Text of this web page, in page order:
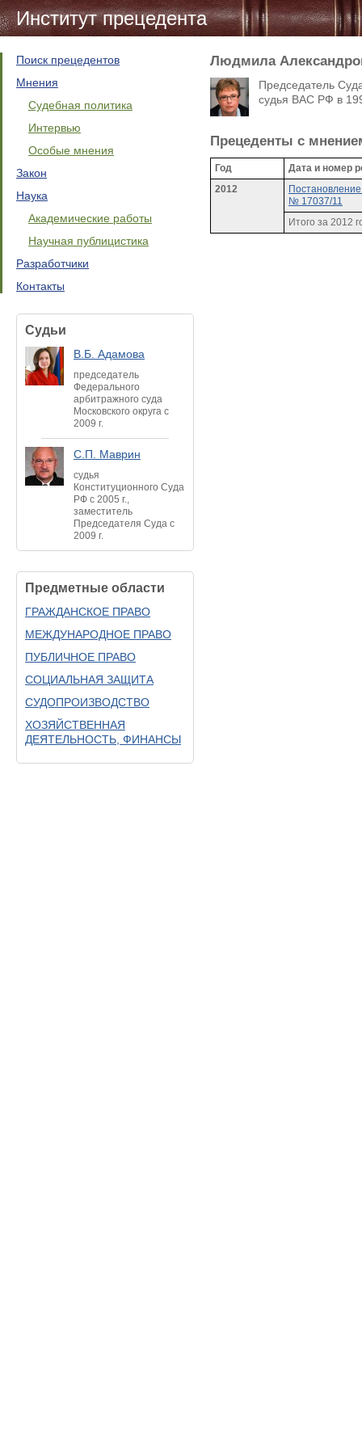
Институт прецедента
Поиск прецедентов
Мнения
Судебная политика
Интервью
Особые мнения
Закон
Наука
Академические работы
Научная публицистика
Разработчики
Контакты
Судьи
В.Б. Адамова
председатель
Федерального
арбитражного суда
Московского округа с
2009 г.
С.П. Маврин
судья
Конституционного Суда
РФ с 2005 г.,
заместитель
Председателя Суда с
2009 г.
Предметные области
ГРАЖДАНСКОЕ ПРАВО
МЕЖДУНАРОДНОЕ ПРАВО
ПУБЛИЧНОЕ ПРАВО
СОЦИАЛЬНАЯ ЗАЩИТА
СУДОПРОИЗВОДСТВО
ХОЗЯЙСТВЕННАЯ
ДЕЯТЕЛЬНОСТЬ, ФИНАНСЫ
Людмила
Председатель
судья ВАС РФ в
Прецеденты c
Год
Дата и номер
2012
№ 17037/11
Итого за 2012